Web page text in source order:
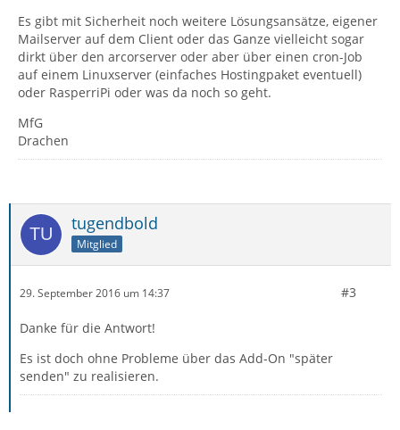
Es gibt mit Sicherheit noch weitere Lösungsansätze, eigener
Mailserver auf dem Client oder das Ganze vielleicht sogar
dirkt über den arcorserver oder aber über einen cron-Job
auf einem Linuxserver (einfaches Hostingpaket eventuell)
oder RasperriPi oder was da noch so geht.
MfG
Drachen
tugendbold
Mitglied
29. September 2016 um 14:37 #3
Danke für die Antwort!
Es ist doch ohne Probleme über das Add-On "später
senden" zu realisieren.